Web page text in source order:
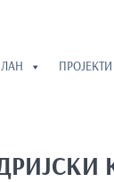
ПРОЈЕКТИ